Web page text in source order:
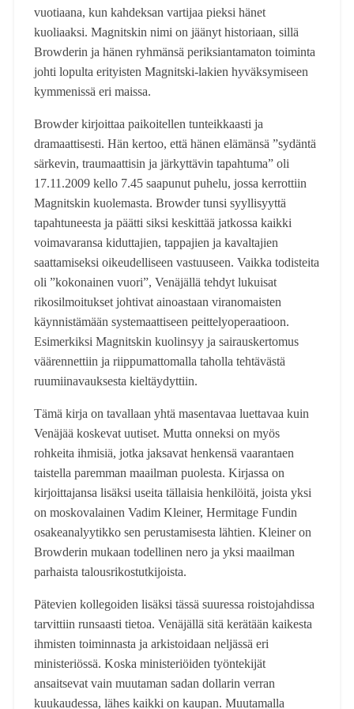
vuotiaana, kun kahdeksan vartijaa pieksi hänet
kuoliaaksi. Magnitskin nimi on jäänyt historiaan, sillä
Browderin ja hänen ryhmänsä periksiantamaton toiminta
johti lopulta erityisten Magnitski-lakien hyväksymiseen
kymmenissä eri maissa.
Browder kirjoittaa paikoitellen tunteikkaasti ja
dramaattisesti. Hän kertoo, että hänen elämänsä ”sydäntä
särkevin, traumaattisin ja järkyttävin tapahtuma” oli
17.11.2009 kello 7.45 saapunut puhelu, jossa kerrottiin
Magnitskin kuolemasta. Browder tunsi syyllisyyttä
tapahtuneesta ja päätti siksi keskittää jatkossa kaikki
voimavaransa kiduttajien, tappajien ja kavaltajien
saattamiseksi oikeudelliseen vastuuseen. Vaikka todisteita
oli ”kokonainen vuori”, Venäjällä tehdyt lukuisat
rikosilmoitukset johtivat ainoastaan viranomaisten
käynnistämään systemaattiseen peittelyoperaatioon.
Esimerkiksi Magnitskin kuolinsyy ja sairauskertomus
väärennettiin ja riippumattomalla taholla tehtävästä
ruumiinavauksesta kieltäydyttiin.
Tämä kirja on tavallaan yhtä masentavaa luettavaa kuin
Venäjää koskevat uutiset. Mutta onneksi on myös
rohkeita ihmisiä, jotka jaksavat henkensä vaarantaen
taistella paremman maailman puolesta. Kirjassa on
kirjoittajansa lisäksi useita tällaisia henkilöitä, joista yksi
on moskovalainen Vadim Kleiner, Hermitage Fundin
osakeanalyytikko sen perustamisesta lähtien. Kleiner on
Browderin mukaan todellinen nero ja yksi maailman
parhaista talousrikostutkijoista.
Pätevien kollegoiden lisäksi tässä suuressa roistojahdissa
tarvittiin runsaasti tietoa. Venäjällä sitä kerätään kaikesta
ihmisten toiminnasta ja arkistoidaan neljässä eri
ministeriössä. Koska ministeriöiden työntekijät
ansaitsevat vain muutaman sadan dollarin verran
kuukaudessa, lähes kaikki on kaupan. Muutamalla